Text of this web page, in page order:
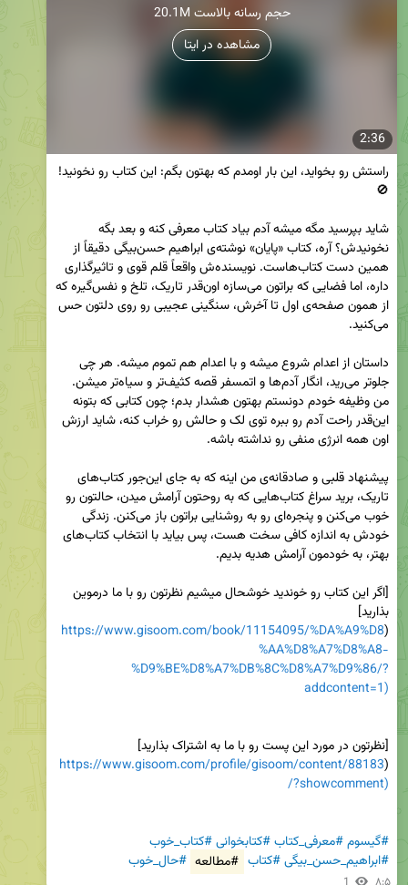
2:36
20.1M حجم رسانه بالاست
مشاهده در ایتا
بذارید]
(
https://www.gisoom.com/book/11154095/%DA%A9%D8
%AA%D8%A7%D8%A8-
%D9%BE%D8%A7%DB%8C%D8%A7%D9%86/?
addcontent=1)
[نظرتون در مورد این پست رو با ما به اشتراک بذارید]
(
https://www.gisoom.com/profile/gisoom/content/88183
/?showcomment)
#گیسوم#معرفی_کتاب#کتابخوانی#کتاب_خوب
#ابراهیم_حسن_بیگی#کتاب #مطالعه #حال_خوب